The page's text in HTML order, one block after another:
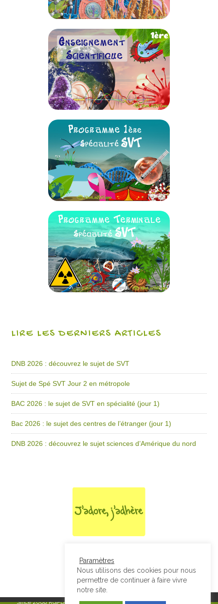
LIRE LES DERNIERS ARTICLES
DNB 2026 : découvrez le sujet de SVT
Sujet de Spé SVT Jour 2 en métropole
BAC 2026 : le sujet de SVT en spécialité (jour 1)
Bac 2026 : le sujet des centres de l’étranger (jour 1)
DNB 2026 : découvrez le sujet sciences d’Amérique du nord
Since 2008RGPD & Mentions Légales|Designed by Studio Thil - Site
Paramètres
Nous utilisons des cookies pour nous
permettre de continuer à faire vivre
notre site.